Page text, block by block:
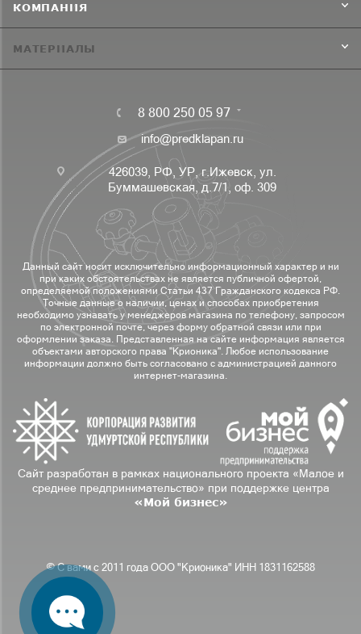
КОМПАНИЯ
МАТЕРИАЛЫ
8 800 250 05 97
info@predklapan.ru
426039, РФ, УР, г.Ижевск, ул.
Буммашевская, д.7/1, оф. 309
Данный сайт носит исключительно информационный характер и ни
при каких обстоятельствах не является публичной офертой,
определяемой положениями Статьи 437 Гражданского кодекса РФ.
Точные данные о наличии, ценах и способах приобретения
необходимо узнавать у менеджеров магазина по телефону, запросом
по электронной почте, через форму обратной связи или при
оформлении заказа. Представленная на сайте информация является
объектами авторского права "Крионика". Любое использование
информации должно быть согласовано с администрацией данного
интернет-магазина.
Сайт разработан в рамках национального проекта «Малое и
среднее предпринимательство» при поддержке центра
«Мой бизнес»
© С вами с 2011 года ООО "Крионика" ИНН 1831162588